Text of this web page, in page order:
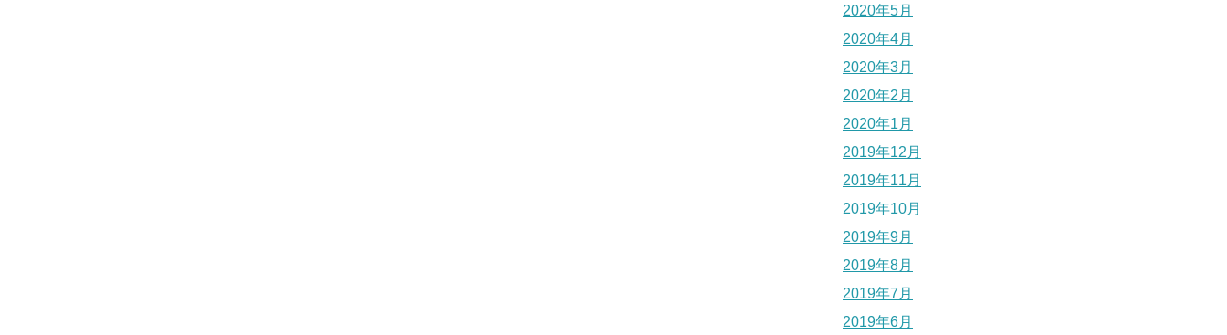
2020年5月
2020年4月
2020年3月
2020年2月
2020年1月
2019年12月
2019年11月
2019年10月
2019年9月
2019年8月
2019年7月
2019年6月